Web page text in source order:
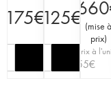
175€125€660
(mise à
prix)
Prix à
55€